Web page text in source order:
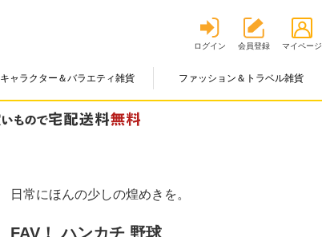
ログイン 会員登録 マイページ
キャラクター＆バラエティ雑貨 ファッション＆トラベル雑貨
日常にほんの少しの煌めきを。
FAV！ ハンカチ 野球